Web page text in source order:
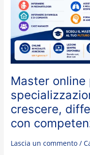
Master
crescere,
con
Lascia un commento /
specializzazioni
sanitarie
per
crescere,
differenziarsi
lavorare
con
competenze